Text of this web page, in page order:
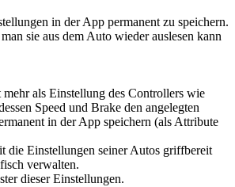
in der App permanent zu speichern.
sie aus dem Auto wieder auslesen kann
als Einstellung des Controllers wie
Speed und Brake den angelegten
in der App speichern (als Attribute
die Einstellungen seiner Autos griffbereit
verwalten.
dieser Einstellungen.